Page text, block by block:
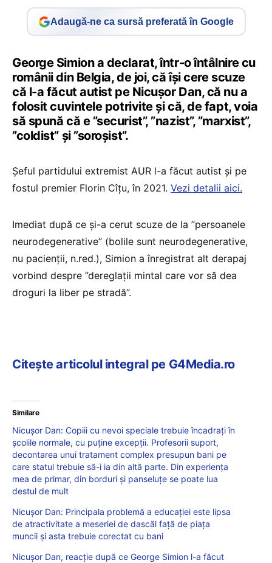
Adaugă-ne ca sursă preferată în Google
George Simion a declarat, într-o întâlnire cu
românii din Belgia, de joi, că își cere scuze
că l-a făcut autist pe Nicușor Dan, că nu a
folosit cuvintele potrivite și că, de fapt, voia
să spună că e ”securist”, ”nazist”, ”marxist”,
”coldist” și ”soroșist”.
Șeful partidului extremist AUR l-a făcut autist și pe
fostul premier Florin Cîțu, în 2021. Vezi detalii aici.
Imediat după ce și-a cerut scuze de la ”persoanele
neurodegenerative” (bolile sunt neurodegenerative,
nu pacienții, n.red.), Simion a înregistrat alt derapaj
vorbind despre ”dereglații mintal care vor să dea
droguri la liber pe stradă”.
Citește articolul integral pe G4Media.ro
Similare
Nicușor Dan: Copiii cu nevoi speciale trebuie încadrați în
școlile normale, cu puține excepții. Profesorii suport,
decontarea unui tratament complex presupun bani pe
care statul trebuie să-i ia din altă parte. Din experiența
mea de primar, din borduri și panseluțe se poate lua
destul de mult
Nicușor Dan: Principala problemă a educației este lipsa
de atractivitate a meseriei de dascăl față de piața
muncii și asta trebuie corectat cu bani
Nicușor Dan, reacție după ce George Simion l-a făcut